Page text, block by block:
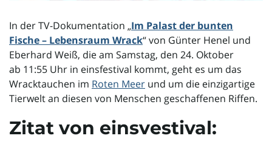
v
In der TV-Dokumentation „Im Palast der bunten
Fische – Lebensraum Wrack“ von Günter Henel und
Eberhard Weiß, die am Samstag, den 24. Oktober
ab 11:55 Uhr in einsfestival kommt, geht es um das
Wracktauchen im Roten Meer und um die einzigartige
Tierwelt an diesen von Menschen geschaffenen Riffen.
Zitat von einsvestival: